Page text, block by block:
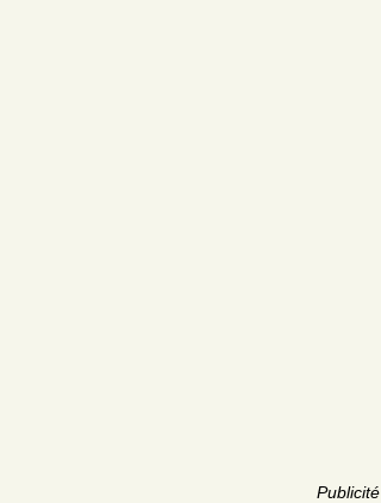
Publicité